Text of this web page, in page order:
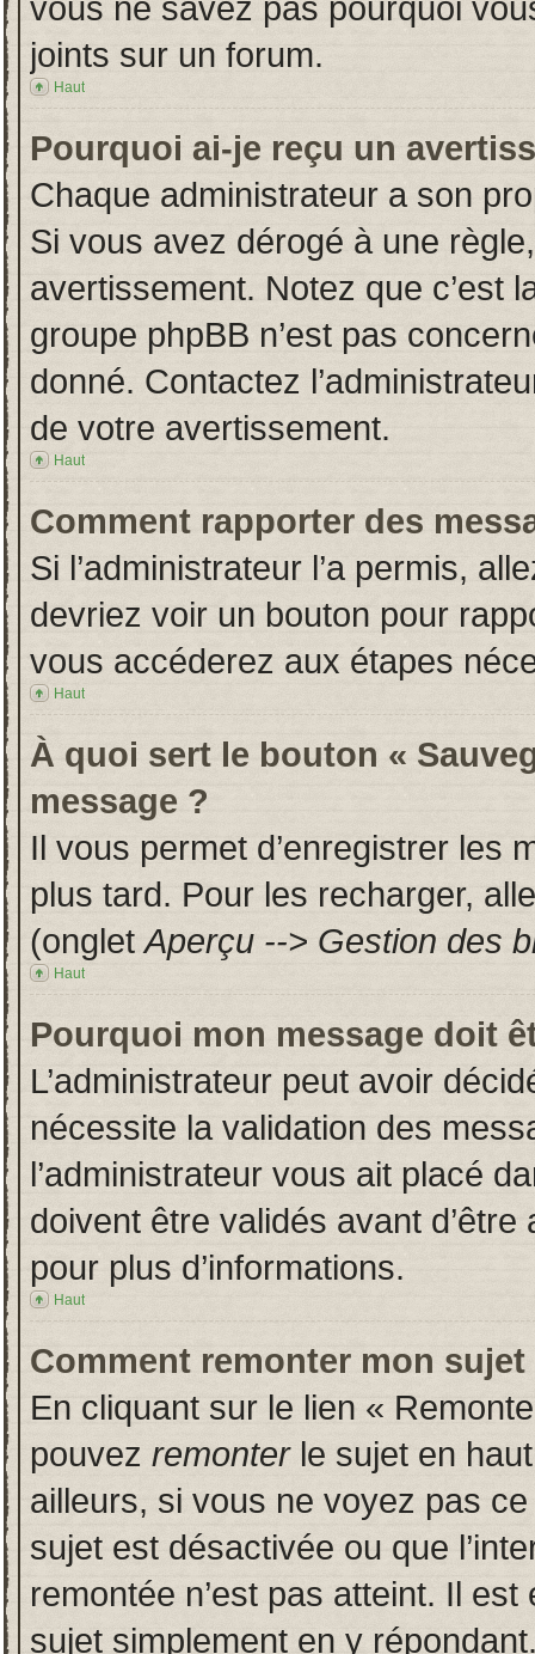
joints sur un forum.
Haut
Pourquoi ai-je reçu un
Chaque administrateur a son
Si vous avez dérogé à une
avertissement. Notez que c’est
groupe phpBB n’est pas
donné. Contactez
de votre avertissement.
Haut
Comment rapporter des
Si l’administrateur l’a permis,
devriez voir un bouton pour
vous accéderez aux étapes
Haut
À quoi sert le bouton «
message ?
Il vous permet d’enregistrer les
plus tard. Pour les recharger,
(ongletAperçu --> Gestion des
Haut
Pourquoi mon message doit
L’administrateur peut avoir
nécessite la validation des
l’administrateur vous ait placé
doivent être validés avant
pour plus d’informations.
Haut
Comment remonter mon sujet
En cliquant sur le lien «
pouvez remonterle sujet en
ailleurs, si vous ne voyez pas
sujet est désactivée ou que
remontée n’est pas atteint. Il
sujet simplement en y